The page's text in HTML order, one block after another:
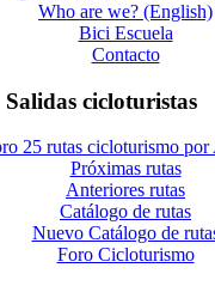
Who are we? (English)
Bici Escuela
Contacto
Salidas cicloturistas
25 rutas cicloturismo por
Próximas rutas
Anteriores rutas
Catálogo de rutas
Nuevo Catálogo de
Foro Cicloturismo